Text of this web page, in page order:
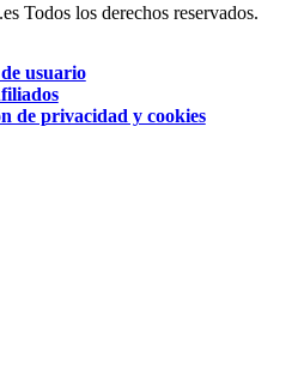
Todos los derechos reservados.
usuario
de privacidad y cookies